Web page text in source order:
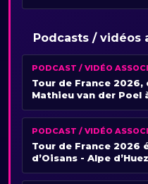
Podcasts / vidéos
PODCAST / VIDÉO
Tour de France
Mathieu van der Poel
PODCAST / VIDÉO
Tour de France 2026
d’Oisans - Alpe d’Huez